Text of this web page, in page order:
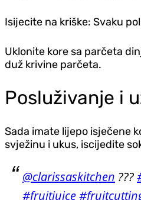
Isijecite na kriške: Svaku
Uklonite kore sa parčeta
duž krivine parčeta.
Posluživanje i
Sada imate lijepo isječene
svježinu i ukus, iscijedite
@clarissaskitchen ???
#fruitjuice